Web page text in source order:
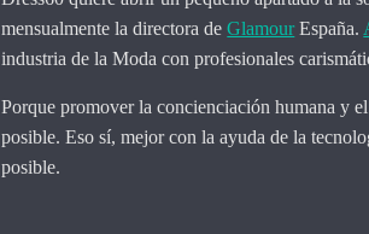
mensualmente la directora deGlamourEspaña.
industria de la Moda con profesionales
Porque promover la concienciación humana y
posible. Eso sí, mejor con la ayuda de la
posible.